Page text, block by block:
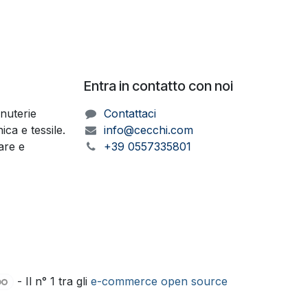
Entra in contatto con noi
Contattaci
info@cecchi.com
+39 0557335801
e tessile.
e
- Il n° 1 tra gli e-commerce open source